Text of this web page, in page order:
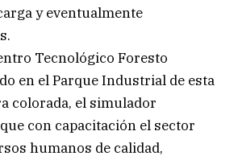
y eventualmente
Tecnológico Foresto
en el Parque Industrial de esta
colorada, el simulador
con capacitación el sector
humanos de calidad,